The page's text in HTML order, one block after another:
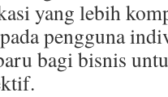
yang lebih
pengguna
bagi bisnis